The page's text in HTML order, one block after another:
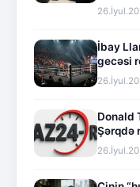
İbay
gecəsi
Donald
Şərqdə